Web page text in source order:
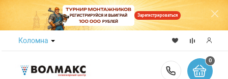
Зарегистрироваться
Коломна
0